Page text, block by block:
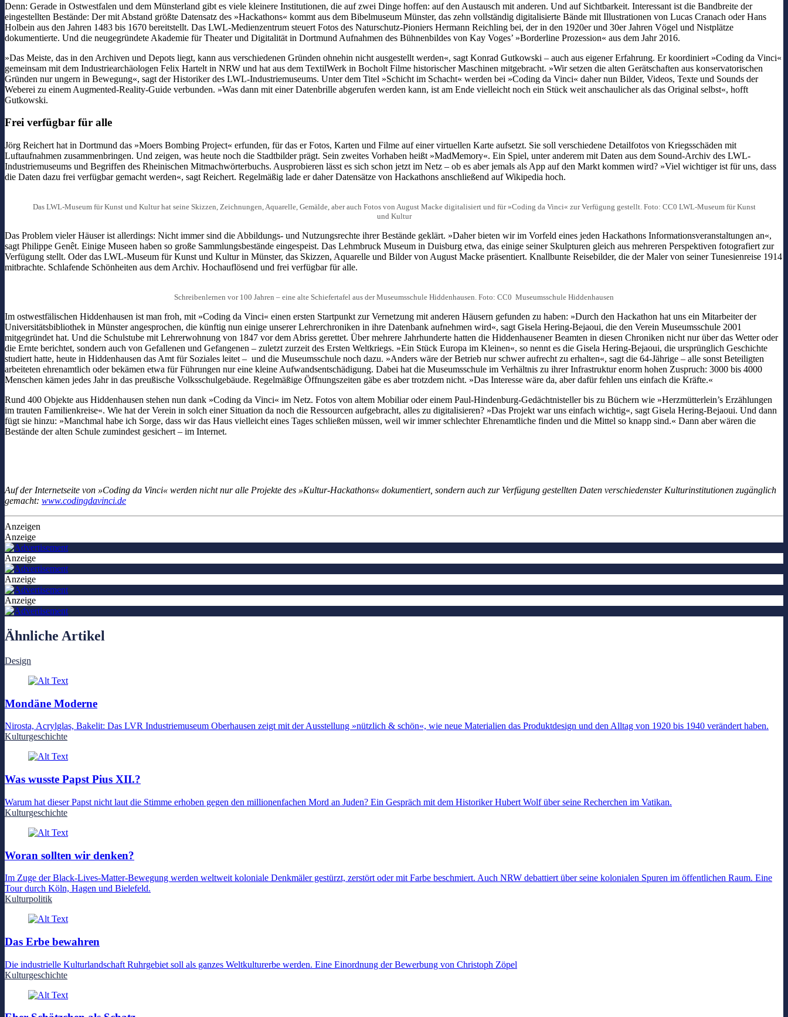
Denn: Gerade in Ostwestfalen und dem Münsterland gibt es viele kleinere Institutionen, die auf zwei Dinge hoffen: auf den Austausch mit anderen. Und auf Sichtbarkeit. Interessant ist die Bandbreite der
eingestellten Bestände: Der mit Abstand größte Datensatz des »Hackathons« kommt aus dem Bibelmuseum Münster, das zehn vollständig digitalisierte Bände mit Illustrationen von Lucas Cranach oder Hans
Holbein aus den Jahren 1483 bis 1670 bereitstellt. Das LWL-Medienzentrum steuert Fotos des Naturschutz-Pioniers Hermann Reichling bei, der in den 1920er und 30er Jahren Vögel und Nistplätze
dokumentierte. Und die neugegründete Akademie für Theater und Digitalität in Dortmund Aufnahmen des Bühnenbildes von Kay Voges’ »Borderline Prozession« aus dem Jahr 2016.
»Das Meiste, das in den Archiven und Depots liegt, kann aus verschiedenen Gründen ohnehin nicht ausgestellt werden«, sagt Konrad Gutkowski – auch aus eigener Erfahrung. Er koordiniert »Coding da Vinci«
gemeinsam mit dem Industriearchäologen Felix Hartelt in NRW und hat aus dem TextilWerk in Bocholt Filme historischer Maschinen mitgebracht. »Wir setzen die alten Gerätschaften aus konservatorischen
Gründen nur ungern in Bewegung«, sagt der Historiker des LWL-Industriemuseums. Unter dem Titel »Schicht im Schacht« werden bei »Coding da Vinci« daher nun Bilder, Videos, Texte und Sounds der
Weberei zu einem Augmented-Reality-Guide verbunden. »Was dann mit einer Datenbrille abgerufen werden kann, ist am Ende vielleicht noch ein Stück weit anschaulicher als das Original selbst«, hofft
Gutkowski.
Frei verfügbar für alle
Jörg Reichert hat in Dortmund das »Moers Bombing Project« erfunden, für das er Fotos, Karten und Filme auf einer virtuellen Karte aufsetzt. Sie soll verschiedene Detailfotos von Kriegsschäden mit
Luftaufnahmen zusammenbringen. Und zeigen, was heute noch die Stadtbilder prägt. Sein zweites Vorhaben heißt »MadMemory«. Ein Spiel, unter anderem mit Daten aus dem Sound-Archiv des LWL-
Industriemuseums und Begriffen des Rheinischen Mitmachwörterbuchs. Ausprobieren lässt es sich schon jetzt im Netz – ob es aber jemals als App auf den Markt kommen wird? »Viel wichtiger ist für uns, dass
die Daten dazu frei verfügbar gemacht werden«, sagt Reichert. Regelmäßig lade er daher Datensätze von Hackathons anschließend auf Wikipedia hoch.
Das LWL-Museum für Kunst und Kultur hat seine Skizzen, Zeichnungen, Aquarelle, Gemälde, aber auch Fotos von August Macke digitalisiert und für »Coding da Vinci« zur Verfügung gestellt. Foto: CC0 LWL-Museum für Kunst
und Kultur
Das Problem vieler Häuser ist allerdings: Nicht immer sind die Abbildungs- und Nutzungsrechte ihrer Bestände geklärt. »Daher bieten wir im Vorfeld eines jeden Hackathons Informationsveranstaltungen an«,
sagt Philippe Genêt. Einige Museen haben so große Sammlungsbestände eingespeist. Das Lehmbruck Museum in Duisburg etwa, das einige seiner Skulpturen gleich aus mehreren Perspektiven fotografiert zur
Verfügung stellt. Oder das LWL-Museum für Kunst und Kultur in Münster, das Skizzen, Aquarelle und Bilder von August Macke präsentiert. Knallbunte Reisebilder, die der Maler von seiner Tunesienreise 1914
mitbrachte. Schlafende Schönheiten aus dem Archiv. Hochauflösend und frei verfügbar für alle.
Schreibenlernen vor 100 Jahren – eine alte Schiefertafel aus der Museumsschule Hiddenhausen. Foto: CC0 Museumsschule Hiddenhausen
Im ostwestfälischen Hiddenhausen ist man froh, mit »Coding da Vinci« einen ersten Startpunkt zur Vernetzung mit anderen Häusern gefunden zu haben: »Durch den Hackathon hat uns ein Mitarbeiter der
Universitätsbibliothek in Münster angesprochen, die künftig nun einige unserer Lehrerchroniken in ihre Datenbank aufnehmen wird«, sagt Gisela Hering-Bejaoui, die den Verein Museumsschule 2001
mitgegründet hat. Und die Schulstube mit Lehrerwohnung von 1847 vor dem Abriss gerettet. Über mehrere Jahrhunderte hatten die Hiddenhausener Beamten in diesen Chroniken nicht nur über das Wetter oder
die Ernte berichtet, sondern auch von Gefallenen und Gefangenen – zuletzt zurzeit des Ersten Weltkriegs. »Ein Stück Europa im Kleinen«, so nennt es die Gisela Hering-Bejaoui, die ursprünglich Geschichte
studiert hatte, heute in Hiddenhausen das Amt für Soziales leitet – und die Museumsschule noch dazu. »Anders wäre der Betrieb nur schwer aufrecht zu erhalten«, sagt die 64-Jährige – alle sonst Beteiligten
arbeiteten ehrenamtlich oder bekämen etwa für Führungen nur eine kleine Aufwandsentschädigung. Dabei hat die Museumsschule im Verhältnis zu ihrer Infrastruktur enorm hohen Zuspruch: 3000 bis 4000
Menschen kämen jedes Jahr in das preußische Volksschulgebäude. Regelmäßige Öffnungszeiten gäbe es aber trotzdem nicht. »Das Interesse wäre da, aber dafür fehlen uns einfach die Kräfte.«
Rund 400 Objekte aus Hiddenhausen stehen nun dank »Coding da Vinci« im Netz. Fotos von altem Mobiliar oder einem Paul-Hindenburg-Gedächtnisteller bis zu Büchern wie »Herzmütterlein’s Erzählungen
im trauten Familienkreise«. Wie hat der Verein in solch einer Situation da noch die Ressourcen aufgebracht, alles zu digitalisieren? »Das Projekt war uns einfach wichtig«, sagt Gisela Hering-Bejaoui. Und dann
fügt sie hinzu: »Manchmal habe ich Sorge, dass wir das Haus vielleicht eines Tages schließen müssen, weil wir immer schlechter Ehrenamtliche finden und die Mittel so knapp sind.« Dann aber wären die
Bestände der alten Schule zumindest gesichert – im Internet.
Auf der Internetseite von »Coding da Vinci« werden nicht nur alle Projekte des »Kultur-Hackathons« dokumentiert, sondern auch zur Verfügung gestellten Daten verschiedenster Kulturinstitutionen zugänglich
gemacht: www.codingdavinci.de
Anzeigen
Anzeige
Anzeige
Anzeige
Anzeige
Ähnliche Artikel
Design
Mondäne Moderne
Nirosta, Acrylglas, Bakelit: Das LVR Industriemuseum Oberhausen zeigt mit der Ausstellung »nützlich & schön«, wie neue Materialien das Produktdesign und den Alltag von 1920 bis 1940 verändert haben.
Kulturgeschichte
Was wusste Papst Pius XII.?
Warum hat dieser Papst nicht laut die Stimme erhoben gegen den millionenfachen Mord an Juden? Ein Gespräch mit dem Historiker Hubert Wolf über seine Recherchen im Vatikan.
Kulturgeschichte
Woran sollten wir denken?
Im Zuge der Black-Lives-Matter-Bewegung werden weltweit koloniale Denkmäler gestürzt, zerstört oder mit Farbe beschmiert. Auch NRW debattiert über seine kolonialen Spuren im öffentlichen Raum. Eine
Tour durch Köln, Hagen und Bielefeld.
Kulturpolitik
Das Erbe bewahren
Die industrielle Kulturlandschaft Ruhrgebiet soll als ganzes Weltkulturerbe werden. Eine Einordnung der Bewerbung von Christoph Zöpel
Kulturgeschichte